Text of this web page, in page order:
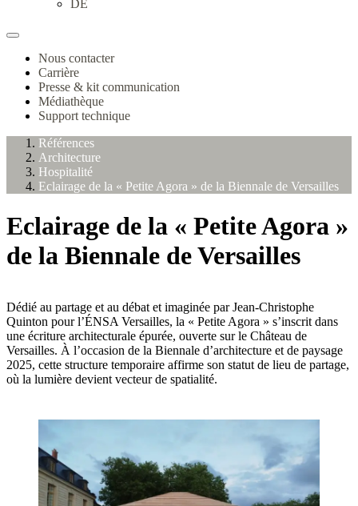
DE
Nous contacter
Carrière
Presse & kit communication
Médiathèque
Support technique
Références
Architecture
Hospitalité
Eclairage de la « Petite Agora » de la Biennale de Versailles
Eclairage de la « Petite Agora »
de la Biennale de Versailles
Dédié au partage et au débat et imaginée par Jean-Christophe
Quinton pour l’ÉNSA Versailles, la « Petite Agora » s’inscrit dans
une écriture architecturale épurée, ouverte sur le Château de
Versailles. À l’occasion de la Biennale d’architecture et de paysage
2025, cette structure temporaire affirme son statut de lieu de partage,
où la lumière devient vecteur de spatialité.